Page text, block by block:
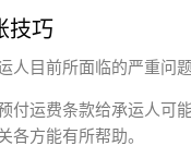
技巧
目前所面临的严重问题
付运费条款给承运人可
方能有所帮助。